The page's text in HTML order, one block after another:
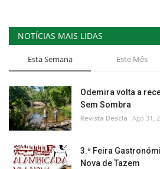
NOTÍCIAS MAIS LIDAS
Esta Semana Este Mês
Odemira volta a
Sem Sombra
Revista Descla Ago 31,
3.ª Feira
Nova de Tazem